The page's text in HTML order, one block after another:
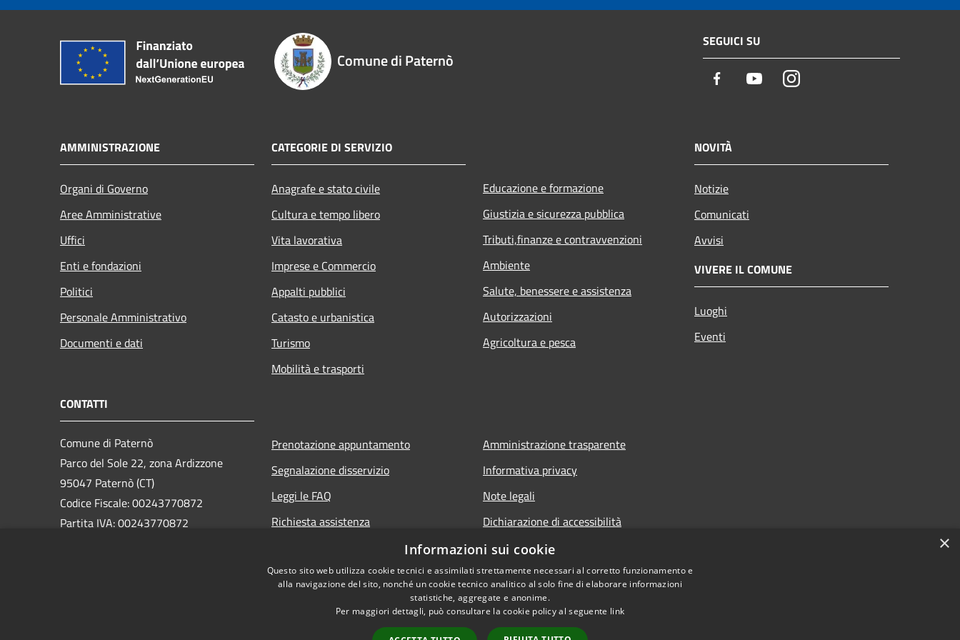
Comune di Paternò
SEGUICI SU
Facebook YoutubeInstagram
AMMINISTRAZIONE
Organi di Governo
Aree Amministrative
Uffici
Enti e fondazioni
Politici
Personale Amministrativo
Documenti e dati
CATEGORIE DI SERVIZIO
Anagrafe e stato civile
Cultura e tempo libero
Vita lavorativa
Imprese e Commercio
Appalti pubblici
Catasto e urbanistica
Turismo
Mobilità e trasporti
Educazione e formazione
Giustizia e sicurezza pubblica
Tributi,finanze e contravvenzioni
Ambiente
Salute, benessere e assistenza
Autorizzazioni
Agricoltura e pesca
NOVITÀ
Notizie
Comunicati
Avvisi
VIVERE IL COMUNE
Luoghi
Eventi
CONTATTI
Comune di Paternò
Parco del Sole 22, zona Ardizzone
95047 Paternò (CT)
Codice Fiscale: 00243770872
Partita IVA: 00243770872
Prenotazione appuntamento
Segnalazione disservizio
Leggi le FAQ
Richiesta assistenza
Amministrazione trasparente
Informativa privacy
Note legali
Dichiarazione di accessibilità
×
Informazioni sui cookie
Questo sito web utilizza cookie tecnici e assimilati strettamente necessari al corretto funzionamento e
alla navigazione del sito, nonché un cookie tecnico analitico al solo fine di elaborare informazioni
statistiche, aggregate e anonime.
Per maggiori dettagli, può consultare la cookie policy al seguente link